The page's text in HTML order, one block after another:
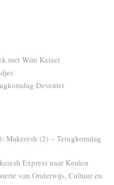
met Wim Keizer
Deventer
Makeresh (2) – Terugkomdag
Express naar Keulen
van Onderwijs, Cultuur en